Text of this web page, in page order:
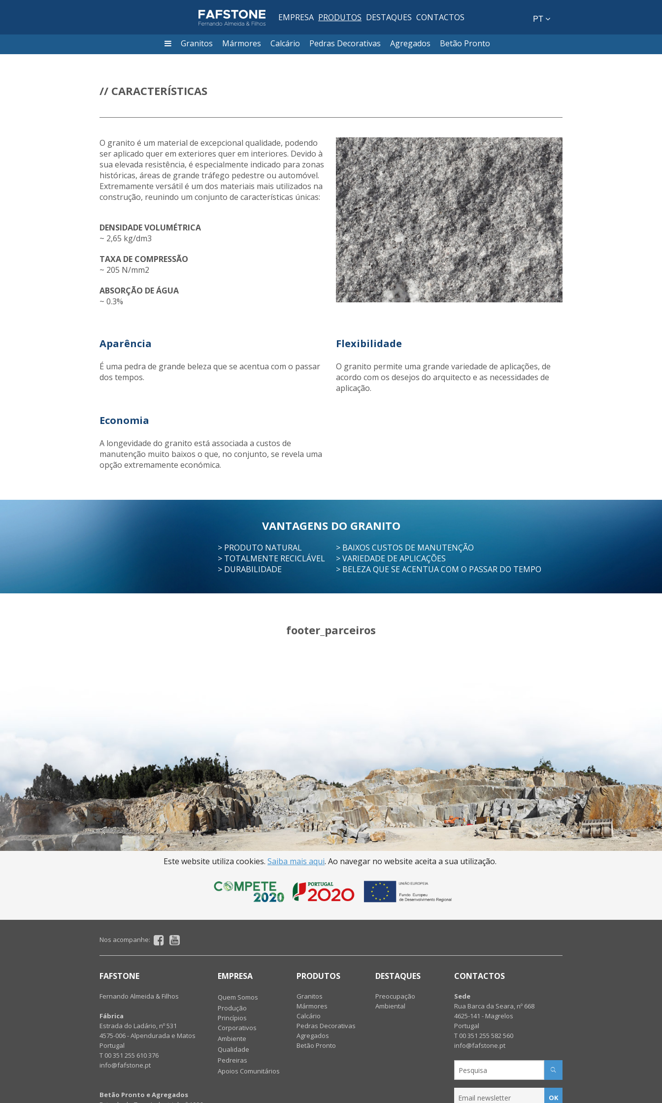
EMPRESA PRODUTOS DESTAQUES CONTACTOS PT
Granitos Mármores Calcário Pedras Decorativas Agregados Betão Pronto
// CARACTERÍSTICAS
O granito é um material de excepcional qualidade, podendo
ser aplicado quer em exteriores quer em interiores. Devido à
sua elevada resistência, é especialmente indicado para zonas
históricas, áreas de grande tráfego pedestre ou automóvel.
Extremamente versátil é um dos materiais mais utilizados na
construção, reunindo um conjunto de características únicas:
DENSIDADE VOLUMÉTRICA
~ 2,65 kg/dm3
TAXA DE COMPRESSÃO
~ 205 N/mm2
ABSORÇÃO DE ÁGUA
~ 0.3%
Aparência
É uma pedra de grande beleza que se acentua com o passar
dos tempos.
Flexibilidade
O granito permite uma grande variedade de aplicações, de
acordo com os desejos do arquitecto e as necessidades de
aplicação.
Economia
A longevidade do granito está associada a custos de
manutenção muito baixos o que, no conjunto, se revela uma
opção extremamente económica.
VANTAGENS DO GRANITO
> PRODUTO NATURAL
> TOTALMENTE RECICLÁVEL
> DURABILIDADE
> BAIXOS CUSTOS DE MANUTENÇÃO
> VARIEDADE DE APLICAÇÕES
> BELEZA QUE SE ACENTUA COM O PASSAR DO TEMPO
footer_parceiros
Este website utiliza cookies. Saiba mais aqui. Ao navegar no website aceita a sua utilização.
Nos acompanhe:
FAFSTONE
Fernando Almeida & Filhos
Fábrica
Estrada do Ladário, nº 531
4575-006 - Alpendurada e Matos
Portugal
T 00 351 255 610 376
info@fafstone.pt
Betão Pronto e Agregados
EMPRESA
Quem Somos
Produção
Princípios
Corporativos
Ambiente
Qualidade
Pedreiras
Apoios Comunitários
PRODUTOS
Granitos
Mármores
Calcário
Pedras Decorativas
Agregados
Betão Pronto
DESTAQUES
Preocupação
Ambiental
CONTACTOS
Sede
Rua Barca da Seara, nº 668
4625-141 - Magrelos
Portugal
T 00 351 255 582 560
info@fafstone.pt
OK